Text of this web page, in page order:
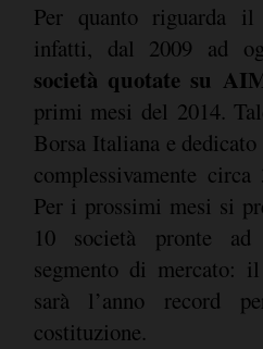
Per quanto riguarda
infatti, dal 2009 ad
società quotate su
primi mesi del 2014.
Borsa Italiana e
complessivamente
Per i prossimi mesi si
10 società pronte ad
segmento di mercato:
sarà l’anno record
costituzione.